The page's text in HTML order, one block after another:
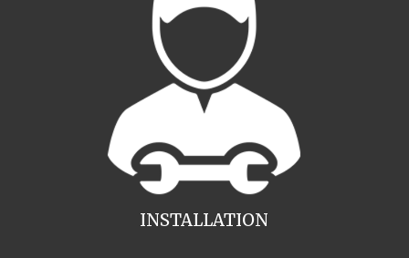
INSTALLATION